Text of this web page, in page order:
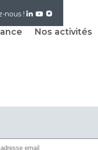
nous !
Nos activités